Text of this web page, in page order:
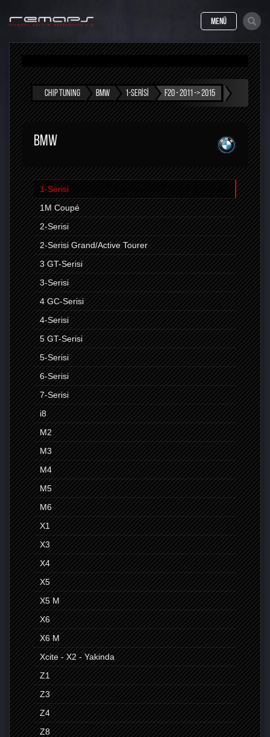
MENÜ
CHIP TUNING BMW 1-SERISI F20 - 2011 -> 2015
BMW
1-Serisi
1M Coupé
2-Serisi
2-Serisi Grand/Active Tourer
3 GT-Serisi
3-Serisi
4 GC-Serisi
4-Serisi
5 GT-Serisi
5-Serisi
6-Serisi
7-Serisi
i8
M2
M3
M4
M5
M6
X1
X3
X4
X5
X5 M
X6
X6 M
Xcite - X2 - Yakinda
Z1
Z3
Z4
Z8